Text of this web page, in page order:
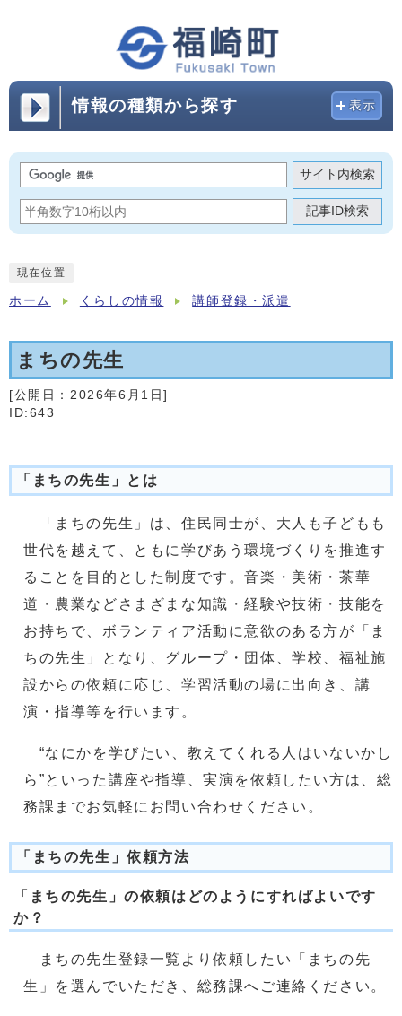
情報の種類から探す 表示
サイト内検索
記事ID検索
現在位置
ホーム くらしの情報 講師登録・派遣
まちの先生
[公開日： 2026年6月1日]
ID:643
「まちの先生」とは
「まちの先生」は、住民同士が、大人も子どもも
世代を越えて、ともに学びあう環境づくりを推進す
ることを目的とした制度です。音楽・美術・茶華
道・農業などさまざまな知識・経験や技術・技能を
お持ちで、ボランティア活動に意欲のある方が「ま
ちの先生」となり、グループ・団体、学校、福祉施
設からの依頼に応じ、学習活動の場に出向き、講
演・指導等を行います。
“なにかを学びたい、教えてくれる人はいないかし
ら”といった講座や指導、実演を依頼したい方は、総
務課までお気軽にお問い合わせください。
「まちの先生」依頼方法
「まちの先生」の依頼はどのようにすればよいです
か？
まちの先生登録一覧より依頼したい「まちの先
生」を選んでいただき、総務課へご連絡ください。